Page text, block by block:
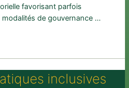
favorisant parfois
modalités de gouvernance …
inclusives